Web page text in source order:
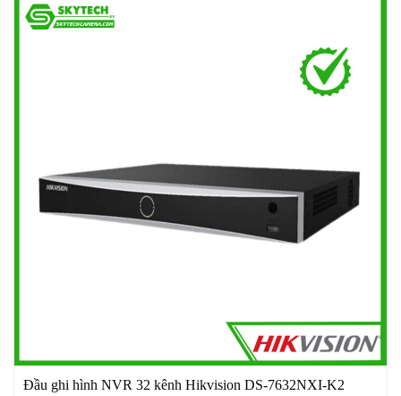
Đầu ghi hình NVR 32 kênh Hikvision DS-7632NXI-K2